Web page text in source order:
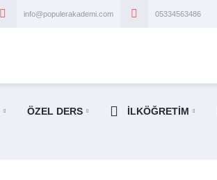
info@populerakademi.com 05334563486
ÖZEL DERS İLKÖĞRETİM